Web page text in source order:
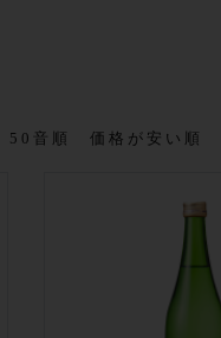
50音順 価格が安い順